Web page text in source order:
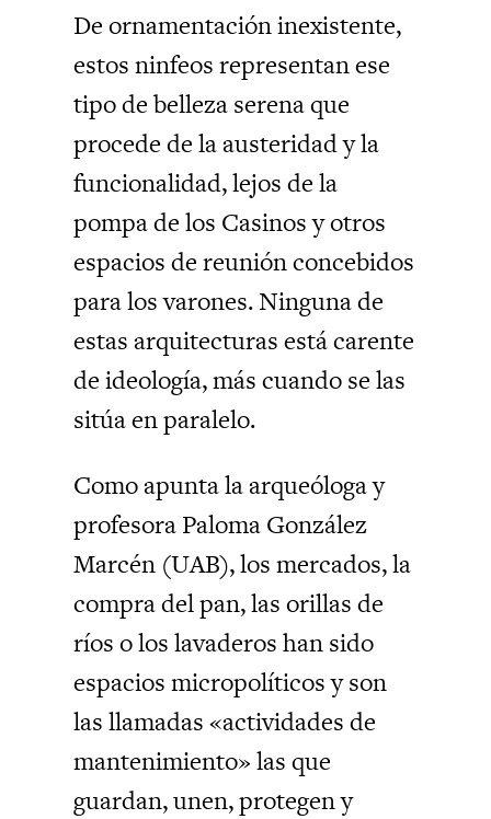
De ornamentación inexistente,
estos ninfeos representan ese
tipo de belleza serena que
procede de la austeridad y la
funcionalidad, lejos de la
pompa de los Casinos y otros
espacios de reunión concebidos
para los varones. Ninguna de
estas arquitecturas está carente
de ideología, más cuando se las
sitúa en paralelo.
Como apunta la arqueóloga y
profesora Paloma González
Marcén (UAB), los mercados, la
compra del pan, las orillas de
ríos o los lavaderos han sido
espacios micropolíticos y son
las llamadas «actividades de
mantenimiento» las que
guardan, unen, protegen y